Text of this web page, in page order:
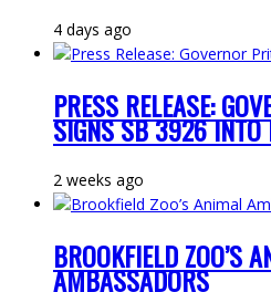
4 days ago
PRESS RELEASE:
SIGNS SB 3926 INTO
2 weeks ago
BROOKFIELD ZOO’S
AMBASSADORS